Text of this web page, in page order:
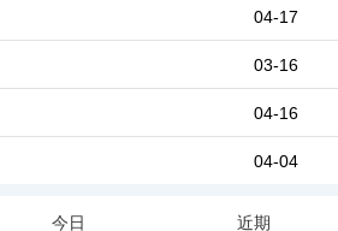
04-17
03-16
04-16
04-04
今日 近期